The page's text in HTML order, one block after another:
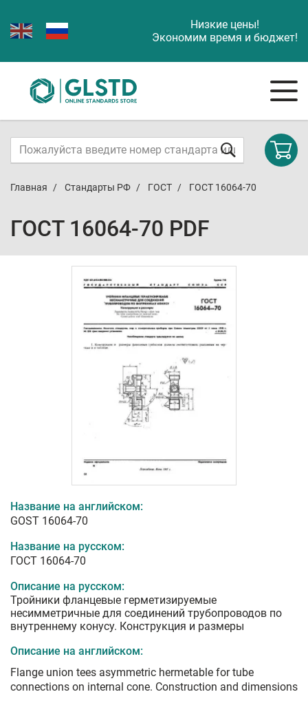
Низкие цены!
Экономим время и бюджет!
Главная Стандарты РФ ГОСТ ГОСТ 16064-70
ГОСТ 16064-70 PDF
Название на английском:
GOST 16064-70
Название на русском:
ГОСТ 16064-70
Описание на русском:
Тройники фланцевые герметизируемые
несимметричные для соединений трубопроводов по
внутреннему конусу. Конструкция и размеры
Описание на английском:
Flange union tees asymmetric hermetable for tube
connections on internal cone. Construction and dimensions